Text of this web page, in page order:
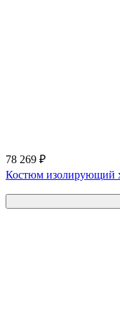
78 269 ₽
Костюм изолирующий